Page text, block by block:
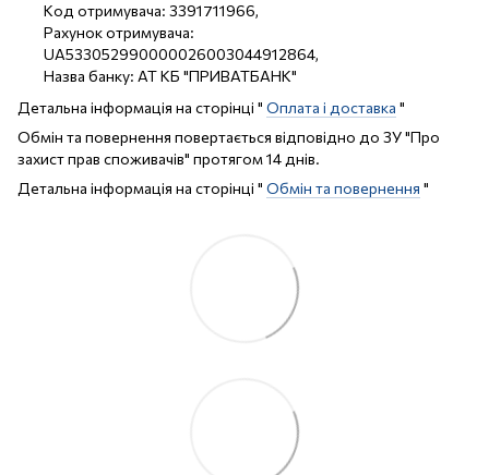
Код отримувача: 3391711966,
Рахунок отримувача:
UA533052990000026003044912864,
Назва банку: АТ КБ "ПРИВАТБАНК"
Детальна інформація на сторінці " Оплата і доставка "
Обмін та повернення повертається відповідно до ЗУ "Про
захист прав споживачів" протягом 14 днів.
Детальна інформація на сторінці " Обмін та повернення "